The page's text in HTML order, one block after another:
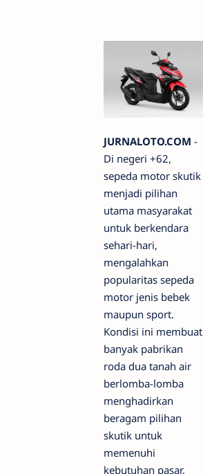
JURNALOTO.COM -
Di negeri +62,
sepeda motor skutik
menjadi pilihan
utama masyarakat
untuk berkendara
sehari-hari,
mengalahkan
popularitas sepeda
motor jenis bebek
maupun sport.
Kondisi ini membuat
banyak pabrikan
roda dua tanah air
berlomba-lomba
menghadirkan
beragam pilihan
skutik untuk
memenuhi
kebutuhan pasar.